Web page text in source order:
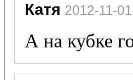
Катя 2012-11-01
А на кубке